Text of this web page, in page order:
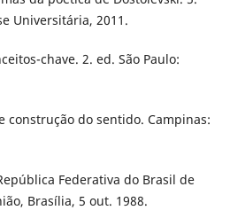
Universitária, 2011.
chave. 2. ed. São Paulo:
construção do sentido. Campinas:
Federativa do Brasil de
Brasília, 5 out. 1988.